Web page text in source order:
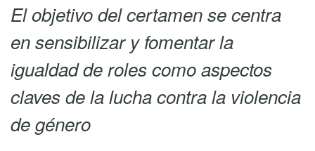
El objetivo del certamen se centra
en sensibilizar y fomentar la
igualdad de roles como aspectos
claves de la lucha contra la violencia
de género